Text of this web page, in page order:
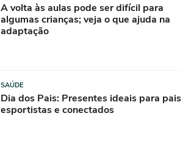
A volta às aulas pode ser difícil para
algumas crianças; veja o que ajuda na
adaptação
SAÚDE
Dia dos Pais: Presentes ideais para pais
esportistas e conectados